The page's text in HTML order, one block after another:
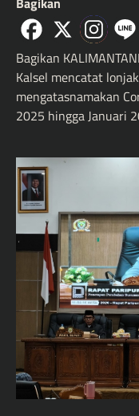
Bagikan
Kalsel mencatat
mengatasnamakan
2025 hingga Januari